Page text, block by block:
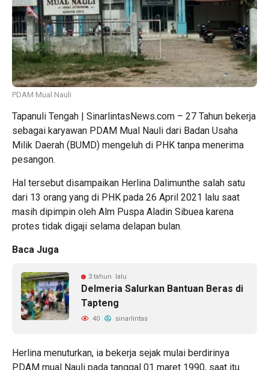
PDAM Mual Nauli
Tapanuli Tengah | SinarlintasNews.com – 27 Tahun bekerja
sebagai karyawan PDAM Mual Nauli dari Badan Usaha
Milik Daerah (BUMD) mengeluh di PHK tanpa menerima
pesangon.
Hal tersebut disampaikan Herlina Dalimunthe salah satu
dari 13 orang yang di PHK pada 26 April 2021 lalu saat
masih dipimpin oleh Alm Puspa Aladin Sibuea karena
protes tidak digaji selama delapan bulan.
Baca Juga
3 tahun lalu
Delmeria Salurkan Bantuan Beras di
Tapteng
40 sinarlintas
Herlina menuturkan, ia bekerja sejak mulai berdirinya
PDAM mual Nauli pada tanggal 01 maret 1990, saat itu